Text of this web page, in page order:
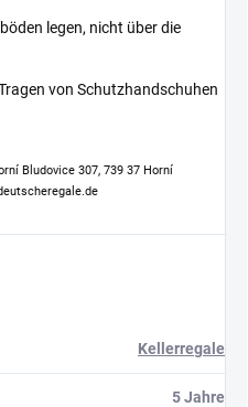
legen, nicht über die
von Schutzhandschuhen
Bludovice 307, 739 37 Horní
Kellerregale
5 Jahre